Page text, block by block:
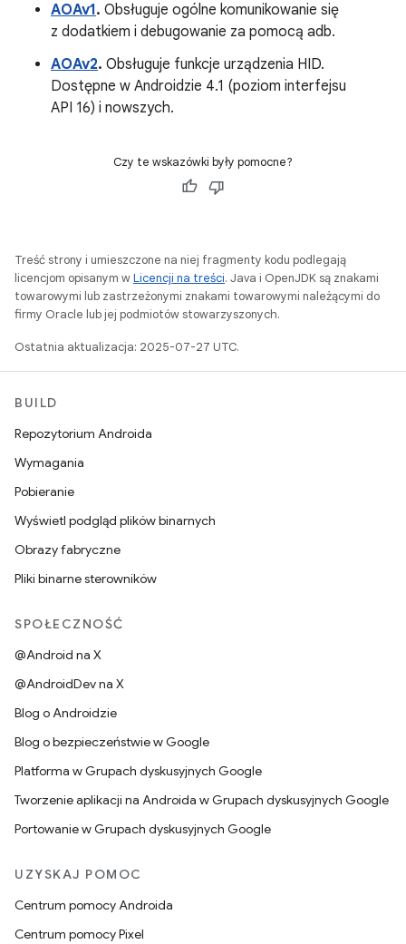
AOAv1. Obsługuje ogólne komunikowanie się
z dodatkiem i debugowanie za pomocą adb.
AOAv2. Obsługuje funkcje urządzenia HID.
Dostępne w Androidzie 4.1 (poziom interfejsu
API 16) i nowszych.
Czy te wskazówki były pomocne?
Treść strony i umieszczone na niej fragmenty kodu podlegają
licencjom opisanym wLicencji na treści. Java i OpenJDK są znakami
towarowymi lub zastrzeżonymi znakami towarowymi należącymi do
firmy Oracle lub jej podmiotów stowarzyszonych.
Ostatnia aktualizacja: 2025-07-27 UTC.
BUILD
Repozytorium Androida
Wymagania
Pobieranie
Wyświetl podgląd plików binarnych
Obrazy fabryczne
Pliki binarne sterowników
SPOŁECZNOŚĆ
@Android na X
@AndroidDev na X
Blog o Androidzie
Blog o bezpieczeństwie w Google
Platforma w Grupach dyskusyjnych Google
Tworzenie aplikacji na Androida w Grupach dyskusyjnych Google
Portowanie w Grupach dyskusyjnych Google
UZYSKAJ POMOC
Centrum pomocy Androida
Centrum pomocy Pixel